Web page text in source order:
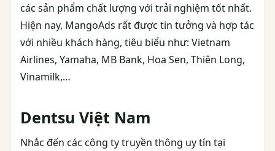
các sản phẩm chất lượng với trải nghiệm tốt nhất.
Hiện nay, MangoAds rất được tin tưởng và hợp tác
với nhiều khách hàng, tiêu biểu như: Vietnam
Airlines, Yamaha, MB Bank, Hoa Sen, Thiên Long,
Vinamilk,…
Dentsu Việt Nam
Nhắc đến các công ty truyền thông uy tín tại